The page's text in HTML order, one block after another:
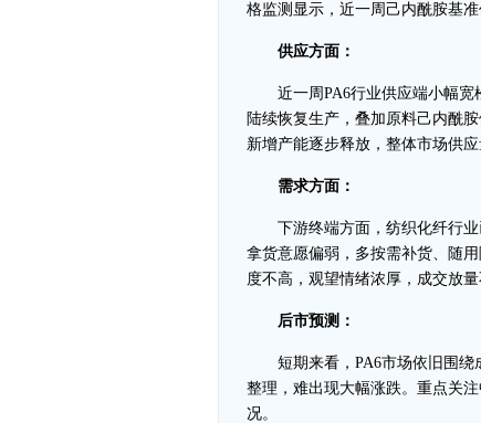
格监测显示，近一周己内酰胺基准
供应方面：
近一周PA6行业供应端小幅宽
陆续恢复生产，叠加原料己内酰
新增产能逐步释放，整体市场供应
需求方面：
下游终端方面，纺织化纤行业
拿货意愿偏弱，多按需补货、随
度不高，观望情绪浓厚，成交放量
后市预测：
短期来看，PA6市场依旧围绕
整理，难出现大幅涨跌。重点关
况。